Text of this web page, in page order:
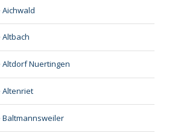
Nuertingen
Altenriet